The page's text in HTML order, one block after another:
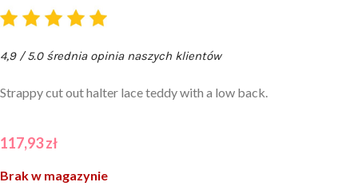
4,9 / 5.0 średnia opinia naszych klientów
Strappy cut out halter lace teddy with a low back.
117,93zł
Brak w magazynie